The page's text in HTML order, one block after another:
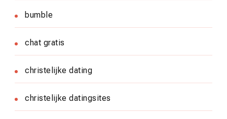
bumble
chat gratis
christelijke dating
christelijke datingsites